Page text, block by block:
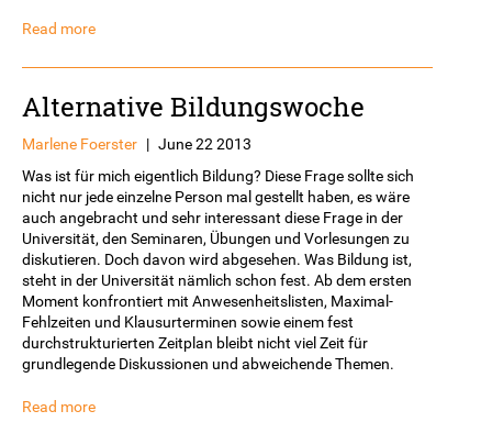
Read more
Alternative Bildungswoche
Marlene Foerster | June 22 2013
Was ist für mich eigentlich Bildung? Diese Frage sollte sich
nicht nur jede einzelne Person mal gestellt haben, es wäre
auch angebracht und sehr interessant diese Frage in der
Universität, den Seminaren, Übungen und Vorlesungen zu
diskutieren. Doch davon wird abgesehen. Was Bildung ist,
steht in der Universität nämlich schon fest. Ab dem ersten
Moment konfrontiert mit Anwesenheitslisten, Maximal-
Fehlzeiten und Klausurterminen sowie einem fest
durchstrukturierten Zeitplan bleibt nicht viel Zeit für
grundlegende Diskussionen und abweichende Themen.
Read more